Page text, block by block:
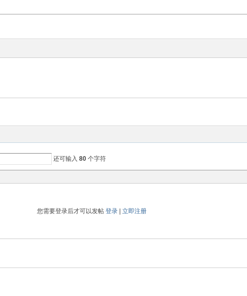
还可输入 80 个字符
您需要登录后才可以发帖 登录 立即注册